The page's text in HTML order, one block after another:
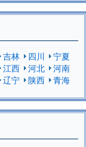
吉林 四川
宁夏
江西 河北
河南
辽宁 陕西
青海